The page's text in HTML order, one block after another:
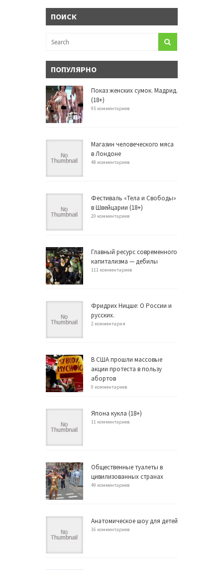
ПОИСК
ПОПУЛЯРНО
Показ женских сумок. Мадрид.
(18+)
95 комментариев
Магазин человеческого мяса
в Лондоне
48 комментариев
Фестиваль «Тела и Свободы»
в Швейцарии (18+)
20 комментариев
Главный ресурс современного
капитализма — дебилы
111 комментариев
Фридрих Ницше: О России и
русских.
2 комментария
В США прошли массовые
акции протеста в пользу
абортов
0 комментариев
Япона кукла (18+)
11 комментариев
Общественные туалеты в
цивилизованных странах
49 комментариев
Анатомическое шоу для детей
16 комментариев